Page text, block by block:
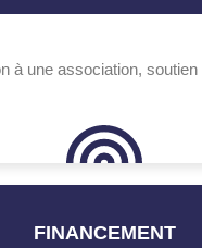
à une association, soutien
FINANCEMENT